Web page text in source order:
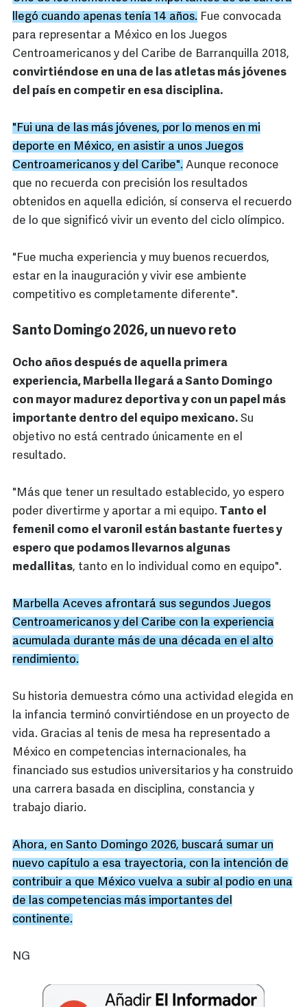
llegó cuando apenas tenía 14 años. Fue convocada
para representar a México en los Juegos
Centroamericanos y del Caribe de Barranquilla 2018,
convirtiéndose en una de las atletas más jóvenes
del país en competir en esa disciplina.
"Fui una de las más jóvenes, por lo menos en mi
deporte en México, en asistir a unos Juegos
Centroamericanos y del Caribe". Aunque reconoce
que no recuerda con precisión los resultados
obtenidos en aquella edición, sí conserva el recuerdo
de lo que significó vivir un evento del ciclo olímpico.
"Fue mucha experiencia y muy buenos recuerdos,
estar en la inauguración y vivir ese ambiente
competitivo es completamente diferente".
Santo Domingo 2026, un nuevo reto
Ocho años después de aquella primera
experiencia, Marbella llegará a Santo Domingo
con mayor madurez deportiva y con un papel más
importante dentro del equipo mexicano. Su
objetivo no está centrado únicamente en el
resultado.
"Más que tener un resultado establecido, yo espero
poder divertirme y aportar a mi equipo. Tanto el
femenil como el varonil están bastante fuertes y
espero que podamos llevarnos algunas
medallitas, tanto en lo individual como en equipo".
Marbella Aceves afrontará sus segundos Juegos
Centroamericanos y del Caribe con la experiencia
acumulada durante más de una década en el alto
rendimiento.
Su historia demuestra cómo una actividad elegida en
la infancia terminó convirtiéndose en un proyecto de
vida. Gracias al tenis de mesa ha representado a
México en competencias internacionales, ha
financiado sus estudios universitarios y ha construido
una carrera basada en disciplina, constancia y
trabajo diario.
Ahora, en Santo Domingo 2026, buscará sumar un
nuevo capítulo a esa trayectoria, con la intención de
contribuir a que México vuelva a subir al podio en una
de las competencias más importantes del
continente.
NG